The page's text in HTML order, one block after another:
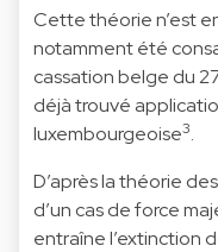
Cette théorie n’est
notamment été
cassation belge du
déjà trouvé
luxembourgeoise3.
D’après la théorie
d’un cas de force
entraîne l’extinction